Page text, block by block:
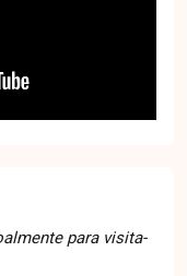
para visita-